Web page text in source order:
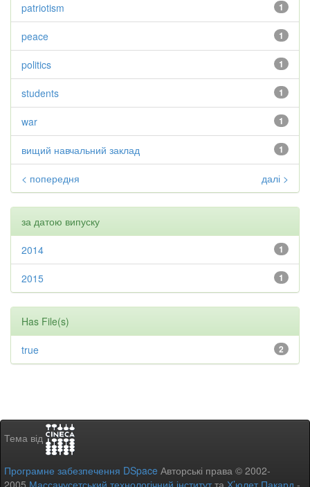
1
patriotism
1
peace
1
politics
1
students
1
war
1
вищий навчальний заклад
< попередня далі >
за датою випуску
1
2014
1
2015
Has File(s)
2
true
Тема від
Програмне забезпечення DSpace Авторські права © 2002-
2005 Массачусетський технологічний інститутта Х’юлет Пакард -